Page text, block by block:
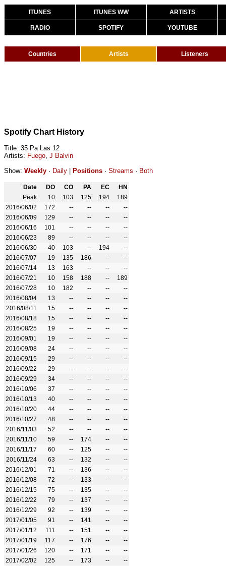
ITUNES ITUNES WW ARTISTS
RADIO SPOTIFY YOUTUBE
Countries Artists Listeners
Spotify Chart History
Title: 35 Pa Las 12
Artists: Fuego, J Balvin
Show: Weekly · Daily Positions · Streams · Both
Date DO CO PA EC
HN
Peak
10 103 125 194
189
2016/06/02
172 -- -- --
--
2016/06/09
129 -- -- --
--
2016/06/16
101 -- -- --
--
2016/06/23
89 -- -- --
--
2016/06/30
40 103 -- 194
--
2016/07/07
19 135 186 --
--
2016/07/14
13 163 -- --
--
2016/07/21
10 158 188 --
189
2016/07/28
10 182 -- --
--
2016/08/04
13 -- -- --
--
2016/08/11
15 -- -- --
--
2016/08/18
15 -- -- --
--
2016/08/25
19 -- -- --
--
2016/09/01
19 -- -- --
--
2016/09/08
24 -- -- --
--
2016/09/15
29 -- -- --
--
2016/09/22
29 -- -- --
--
2016/09/29
34 -- -- --
--
2016/10/06
37 -- -- --
--
2016/10/13
40 -- -- --
--
2016/10/20
44 -- -- --
--
2016/10/27
48 -- -- --
--
2016/11/03
52 -- -- --
--
2016/11/10
59 -- 174 --
--
2016/11/17
60 -- 125 --
--
2016/11/24
63 -- 132 --
--
2016/12/01
71 -- 136 --
--
2016/12/08
72 -- 133 --
--
2016/12/15
75 -- 135 --
--
2016/12/22
79 -- 137 --
--
2016/12/29
92 -- 139 --
--
2017/01/05
91 -- 141 --
--
2017/01/12
111 -- 151 --
--
2017/01/19
117 -- 176 --
--
2017/01/26
120 -- 171 --
--
2017/02/02
125 -- 173 --
--